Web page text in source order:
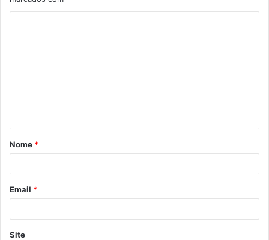
á
r
*
Nome *
Email *
Site